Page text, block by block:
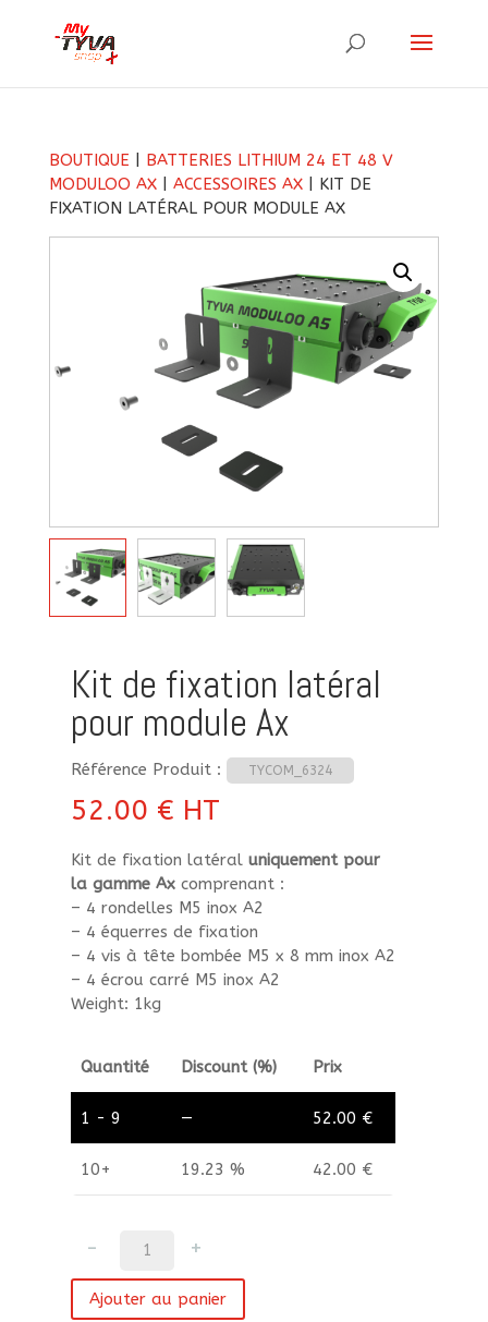
BOUTIQUE
BATTERIES LITHIUM 24 ET 48 V
MODULOO AX| ACCESSOIRES AX| KIT DE
FIXATION LATÉRAL POUR MODULE AX
Kit de fixation latéral
pour module Ax
Référence Produit : TYCOM_6324
52.00 € HT
Kit de fixation latéral uniquement pour
la gamme Axcomprenant :
– 4 rondelles M5 inox A2
– 4 équerres de fixation
– 4 vis à tête bombée M5 x 8 mm inox A2
– 4 écrou carré M5 inox A2
Weight: 1kg
Quantité Discount (%) Prix
1 - 9 — 52.00 €
10+ 19.23 % 42.00 €
quantité
Kit
de
Ajouter au panier